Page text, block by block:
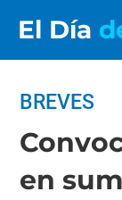
El Día
BREVES
en